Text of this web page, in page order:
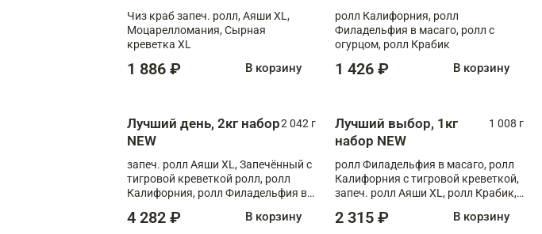
Чиз краб запеч. ролл, Аяши XL,
Моцарелломания, Сырная
креветка XL
1 886 ₽ В корзину
ролл Калифорния, ролл
Филадельфия в масаго, ролл с
огурцом, ролл Крабик
1 426 ₽ В корзину
Лучший день, 2кг набор
NEW
2 042 г
запеч. ролл Аяши XL, Запечённый с
тигровой креветкой ролл, ролл
Калифорния, ролл Филадельфия в
запеч. ролл Моцарелломания, ролл
4 282 ₽ В корзину
Лучший выбор, 1кг
набор NEW
1 008 г
ролл Филадельфия в масаго, ролл
Калифорния с тигровой креветкой,
запеч. ролл Аяши XL, ролл Крабик,
2 315 ₽ В корзину